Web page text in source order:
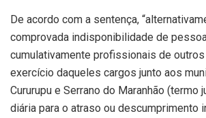
De acordo com a sentença,
comprovada indisponibilidade de
cumulativamente profissionais de
exercício daqueles cargos junto aos
Cururupu e Serrano do Maranhão (termo
diária para o atraso ou descumprimento